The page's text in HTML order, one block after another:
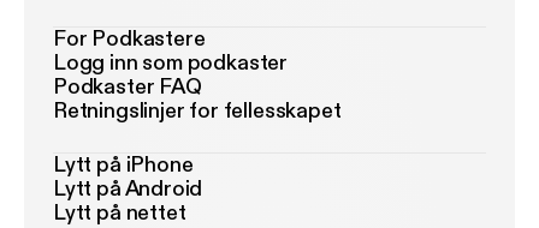
For Podkastere
Logg inn som podkaster
Podkaster FAQ
Retningslinjer for fellesskapet
Lytt på iPhone
Lytt på Android
Lytt på nettet